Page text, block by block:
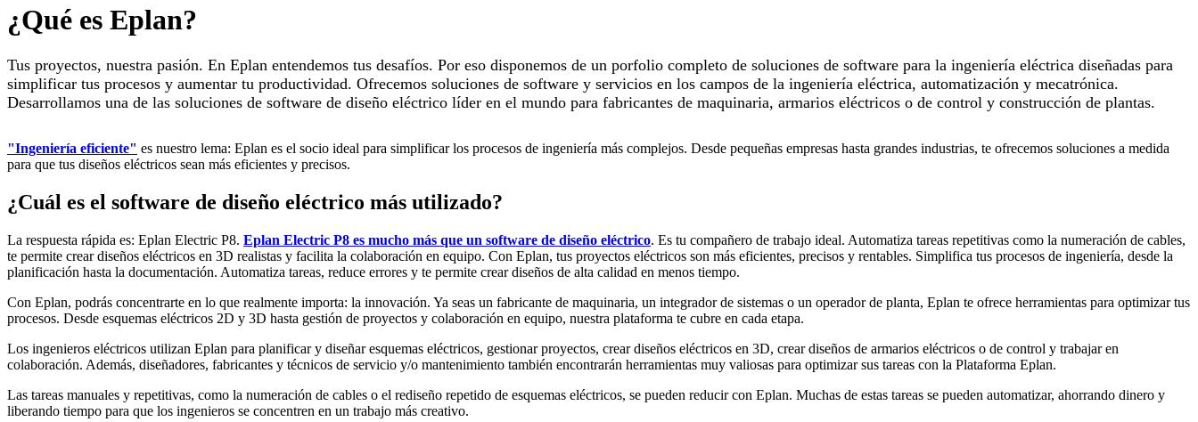
¿Qué es Eplan?
Tus proyectos, nuestra pasión. En Eplan entendemos tus desafíos. Por eso disponemos de un porfolio completo de soluciones de software para la ingeniería eléctrica diseñadas para
simplificar tus procesos y aumentar tu productividad. Ofrecemos soluciones de software y servicios en los campos de la ingeniería eléctrica, automatización y mecatrónica.
Desarrollamos una de las soluciones de software de diseño eléctrico líder en el mundo para fabricantes de maquinaria, armarios eléctricos o de control y construcción de plantas.
"Ingeniería eficiente" es nuestro lema: Eplan es el socio ideal para simplificar los procesos de ingeniería más complejos. Desde pequeñas empresas hasta grandes industrias, te ofrecemos soluciones a medida
para que tus diseños eléctricos sean más eficientes y precisos.
¿Cuál es el software de diseño eléctrico más utilizado?
La respuesta rápida es: Eplan Electric P8. Eplan Electric P8 es mucho más que un software de diseño eléctrico. Es tu compañero de trabajo ideal. Automatiza tareas repetitivas como la numeración de cables,
te permite crear diseños eléctricos en 3D realistas y facilita la colaboración en equipo. Con Eplan, tus proyectos eléctricos son más eficientes, precisos y rentables. Simplifica tus procesos de ingeniería, desde la
planificación hasta la documentación. Automatiza tareas, reduce errores y te permite crear diseños de alta calidad en menos tiempo.
Con Eplan, podrás concentrarte en lo que realmente importa: la innovación. Ya seas un fabricante de maquinaria, un integrador de sistemas o un operador de planta, Eplan te ofrece herramientas para optimizar tus
procesos. Desde esquemas eléctricos 2D y 3D hasta gestión de proyectos y colaboración en equipo, nuestra plataforma te cubre en cada etapa.
Los ingenieros eléctricos utilizan Eplan para planificar y diseñar esquemas eléctricos, gestionar proyectos, crear diseños eléctricos en 3D, crear diseños de armarios eléctricos o de control y trabajar en
colaboración. Además, diseñadores, fabricantes y técnicos de servicio y/o mantenimiento también encontrarán herramientas muy valiosas para optimizar sus tareas con la Plataforma Eplan.
Las tareas manuales y repetitivas, como la numeración de cables o el rediseño repetido de esquemas eléctricos, se pueden reducir con Eplan. Muchas de estas tareas se pueden automatizar, ahorrando dinero y
liberando tiempo para que los ingenieros se concentren en un trabajo más creativo.